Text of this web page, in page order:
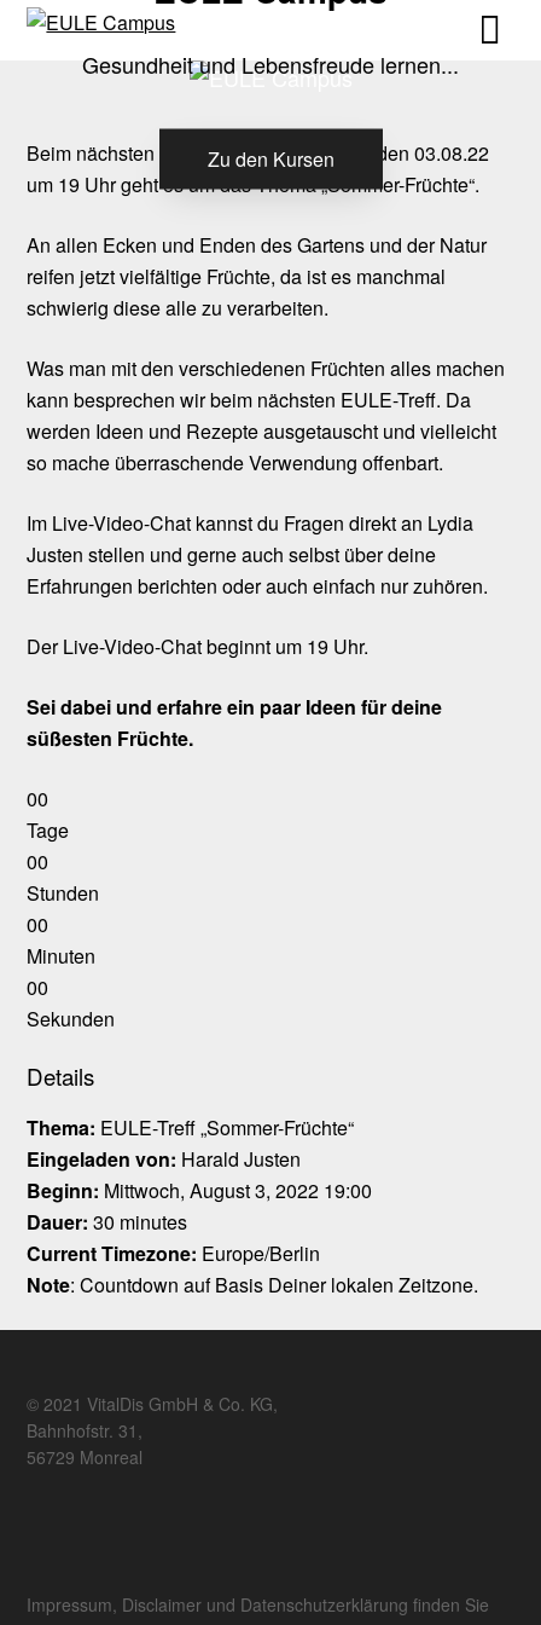
Skip
Skip
Gesundheit und Lebensfreude lernen...
Zu den Kursen
Beim nächsten EULE-Treff am Mittwoch, den 03.08.22
um 19 Uhr geht es um das Thema „Sommer-Früchte“.
An allen Ecken und Enden des Gartens und der Natur
reifen jetzt vielfältige Früchte, da ist es manchmal
schwierig diese alle zu verarbeiten.
Was man mit den verschiedenen Früchten alles machen
kann besprechen wir beim nächsten EULE-Treff. Da
werden Ideen und Rezepte ausgetauscht und vielleicht
so mache überraschende Verwendung offenbart.
Im Live-Video-Chat kannst du Fragen direkt an Lydia
Justen stellen und gerne auch selbst über deine
Erfahrungen berichten oder auch einfach nur zuhören.
Der Live-Video-Chat beginnt um 19 Uhr.
Sei dabei und erfahre ein paar Ideen für deine
süßesten Früchte.
00
Tage
00
Stunden
00
Minuten
00
Sekunden
Details
Thema: EULE-Treff „Sommer-Früchte“
Eingeladen von: Harald Justen
Beginn: Mittwoch, August 3, 2022 19:00
Dauer: 30 minutes
Current Timezone: Europe/Berlin
Note: Countdown auf Basis Deiner lokalen Zeitzone.
© 2021 VitalDis GmbH & Co. KG,
Bahnhofstr. 31,
56729 Monreal
Impressum, Disclaimer und Datenschutzerklärung finden Sie